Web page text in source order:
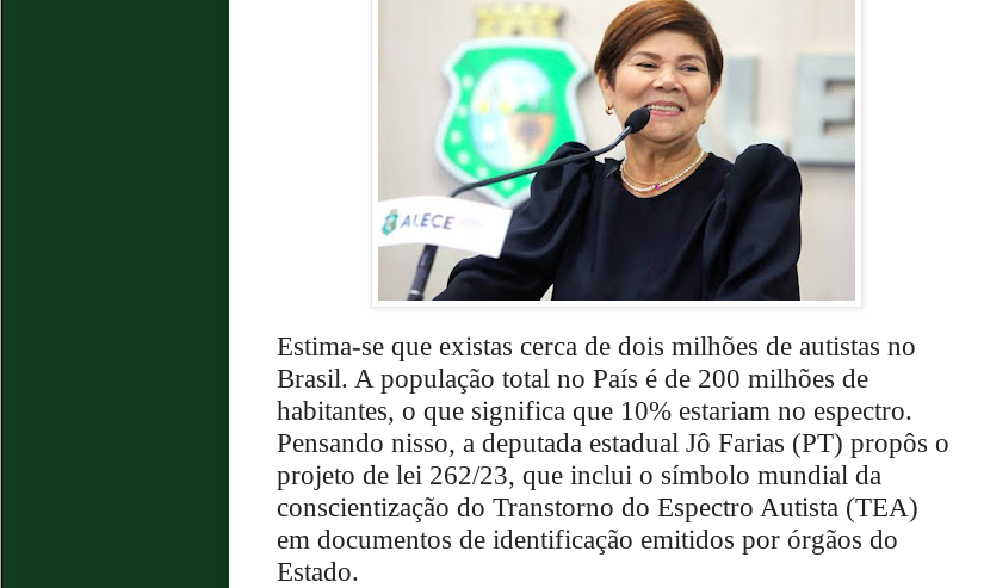
Estima-se que existas cerca de dois milhões de autistas no
Brasil. A população total no País é de 200 milhões de
habitantes, o que significa que 10% estariam no espectro.
Pensando nisso, a deputada estadual Jô Farias (PT) propôs o
projeto de lei 262/23, que inclui o símbolo mundial da
conscientização do Transtorno do Espectro Autista (TEA)
em documentos de identificação emitidos por órgãos do
Estado.